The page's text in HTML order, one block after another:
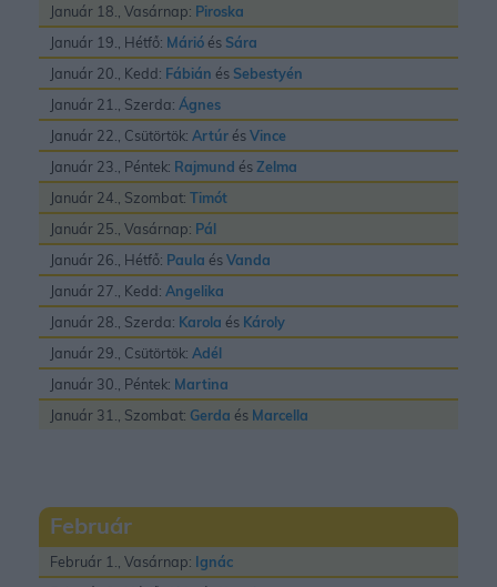
Január 18., Vasárnap: Piroska
Január 19., Hétfő: Márió és Sára
Január 20., Kedd: Fábián és Sebestyén
Január 21., Szerda: Ágnes
Január 22., Csütörtök: Artúr ésVince
Január 23., Péntek: Rajmund ésZelma
Január 24., Szombat: Timót
Január 25., Vasárnap: Pál
Január 26., Hétfő: Paula ésVanda
Január 27., Kedd: Angelika
Január 28., Szerda: Karola és Károly
Január 29., Csütörtök: Adél
Január 30., Péntek: Martina
Január 31., Szombat: Gerda és Marcella
Február
Február 1., Vasárnap: Ignác